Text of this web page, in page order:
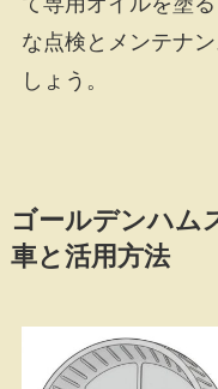
な点検とメンテナ
しょう。
ゴールデンハム
車と活用方法